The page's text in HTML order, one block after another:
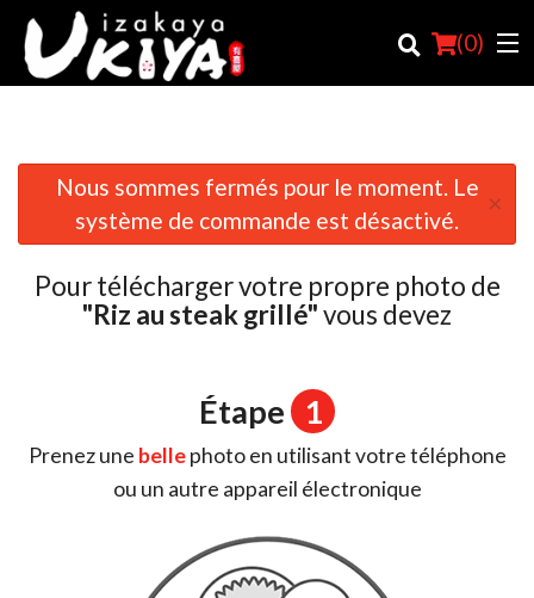
(0)
Commander en ligne
Emplacement
Nous sommes fermés pour le moment. Le
système de commande est désactivé.
×
Pour télécharger votre propre photo de
"Riz au steak grillé"vous devez
Étape 1
Prenez une bellephoto en utilisant votre téléphone
ou un autre appareil électronique